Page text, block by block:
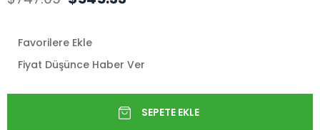
Favorilere Ekle
Fiyat Düşünce Haber Ver